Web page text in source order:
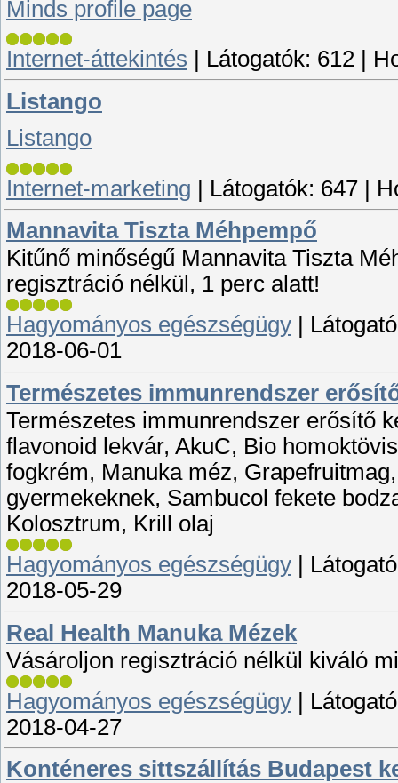
Minds profile page
Internet-áttekintés Látogatók: 612
Listango
Listango
Internet-marketing Látogatók: 647
Mannavita Tiszta Méhpempő
Kitűnő minőségű Mannavita Tiszta
regisztráció nélkül, 1 perc alatt!
Hagyományos egészségügy
2018-06-01
Természetes immunrendszer
Természetes immunrendszer erősítő
flavonoid lekvár, AkuC, Bio
fogkrém, Manuka méz,
gyermekeknek, Sambucol fekete
Kolosztrum, Krill olaj
Hagyományos egészségügy
2018-05-29
Real Health Manuka Mézek
Vásároljon regisztráció nélkül kiváló
Hagyományos egészségügy |
2018-04-27
Konténeres sittszállítás Budapest